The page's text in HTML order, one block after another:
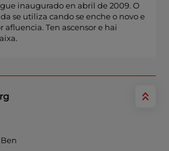
inaugurado en abril de 2009. O
se utiliza cando se enche o novo e
afluencia. Ten ascensor e hai
Ben